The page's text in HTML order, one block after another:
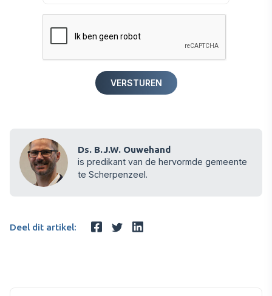
Ds. B.J.W. Ouwehand
is predikant van de hervormde gemeente
te Scherpenzeel.
Deel dit artikel: